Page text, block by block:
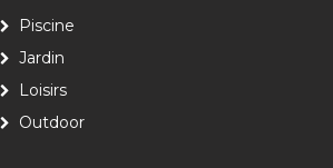
Piscine
Jardin
Loisirs
Outdoor